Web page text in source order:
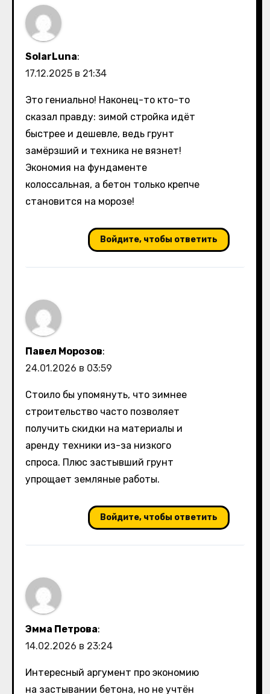
SolarLuna:
17.12.2025 в 21:34
Это гениально! Наконец-то кто-то
сказал правду: зимой стройка идёт
быстрее и дешевле, ведь грунт
замёрзший и техника не вязнет!
Экономия на фундаменте
колоссальная, а бетон только крепче
становится на морозе!
Войдите, чтобы ответить
Павел Морозов:
24.01.2026 в 03:59
Стоило бы упомянуть, что зимнее
строительство часто позволяет
получить скидки на материалы и
аренду техники из-за низкого
спроса. Плюс застывший грунт
упрощает земляные работы.
Войдите, чтобы ответить
Эмма Петрова:
14.02.2026 в 23:24
Интересный аргумент про экономию
на застывании бетона, но не учтён